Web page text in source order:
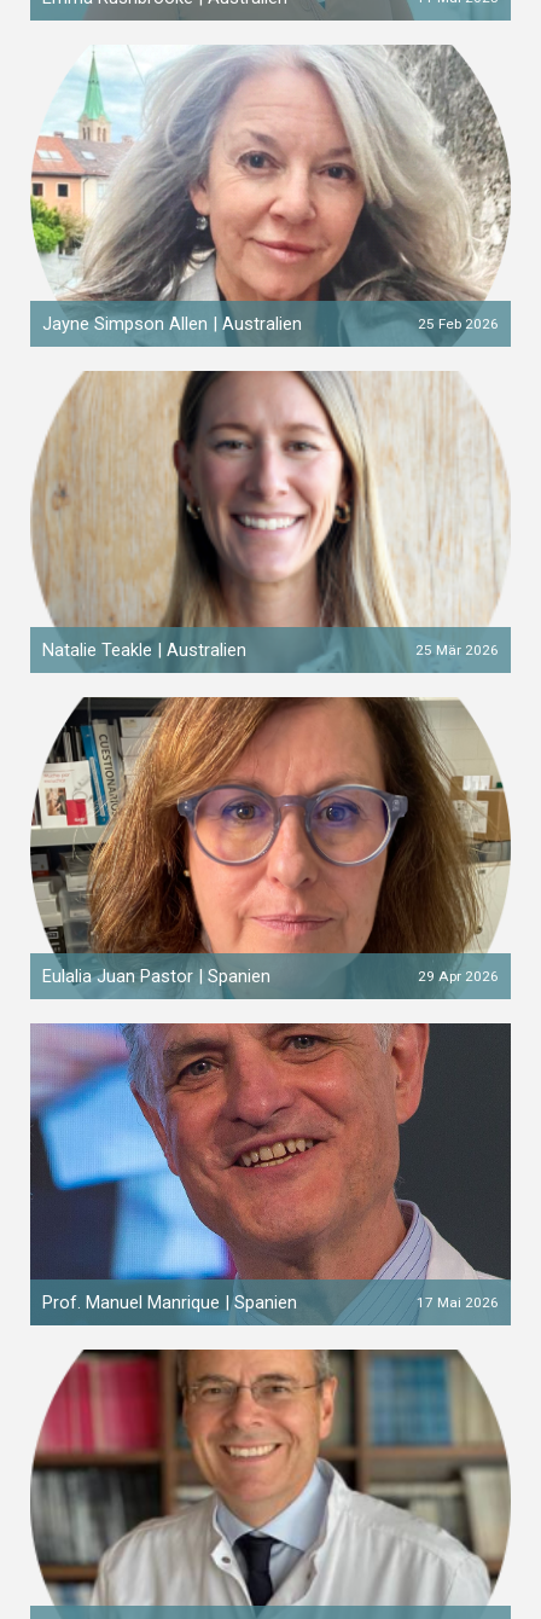
Jayne Simpson Allen | Australien 25 Feb 2026
Natalie Teakle | Australien 25 Mär 2026
Eulalia Juan Pastor | Spanien 29 Apr 2026
Prof. Manuel Manrique | Spanien 17 Mai 2026